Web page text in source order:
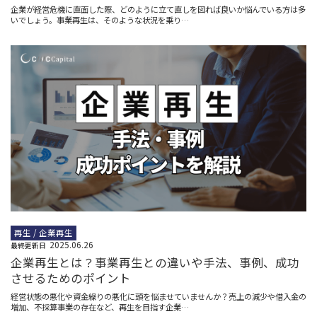
企業が経営危機に直面した際、どのように立て直しを図れば良いか悩んでいる方は多
いでしょう。事業再生は、そのような状況を乗り…
再生 / 企業再生
最終更新日 2025.06.26
企業再生とは？事業再生との違いや手法、事例、成功
させるためのポイント
経営状態の悪化や資金繰りの悪化に頭を悩ませていませんか？売上の減少や借入金の
増加、不採算事業の存在など、再生を目指す企業…